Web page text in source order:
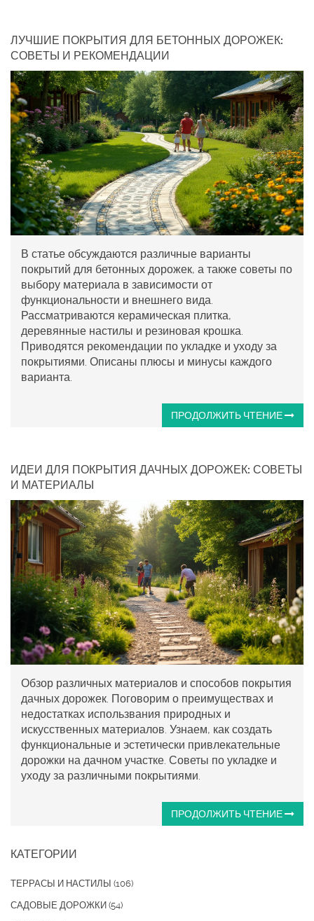
ЛУЧШИЕ ПОКРЫТИЯ ДЛЯ БЕТОННЫХ ДОРОЖЕК:
СОВЕТЫ И РЕКОМЕНДАЦИИ
В статье обсуждаются различные варианты
покрытий для бетонных дорожек, а также советы по
выбору материала в зависимости от
функциональности и внешнего вида.
Рассматриваются керамическая плитка,
деревянные настилы и резиновая крошка.
Приводятся рекомендации по укладке и уходу за
покрытиями. Описаны плюсы и минусы каждого
варианта.
ПРОДОЛЖИТЬ ЧТЕНИЕ
ИДЕИ ДЛЯ ПОКРЫТИЯ ДАЧНЫХ ДОРОЖЕК: СОВЕТЫ
И МАТЕРИАЛЫ
Обзор различных материалов и способов покрытия
дачных дорожек. Поговорим о преимуществах и
недостатках использвания природных и
искусственных материалов. Узнаем, как создать
функциональные и эстетически привлекательные
дорожки на дачном участке. Советы по укладке и
уходу за различными покрытиями.
ПРОДОЛЖИТЬ ЧТЕНИЕ
КАТЕГОРИИ
ТЕРРАСЫ И НАСТИЛЫ (106)
САДОВЫЕ ДОРОЖКИ (54)